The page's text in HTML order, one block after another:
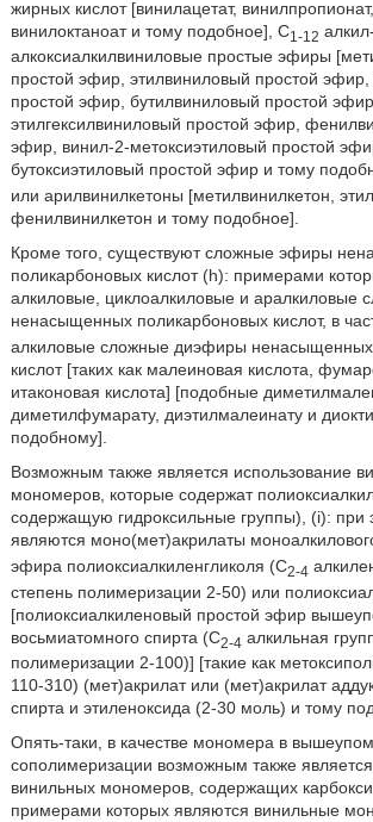
жирных кислот [винилацетат,
винилоктаноат и тому подобное], C1-12
алкоксиалкилвиниловые простые эфиры
простой эфир, этилвиниловый простой
простой эфир, бутилвиниловый простой
этилгексилвиниловый простой эфир,
эфир, винил-2-метоксиэтиловый простой
бутоксиэтиловый простой эфир и тому
или арилвинилкетоны [метилвинилкетон,
фенилвинилкетон и тому подобное].
Кроме того, существуют сложные эфиры
поликарбоновых кислот (h): примерами
алкиловые, циклоалкиловые и аралкиловые
ненасыщенных поликарбоновых кислот, в
алкиловые сложные диэфиры
кислот [таких как малеиновая кислота,
итаконовая кислота] [подобные
диметилфумарату, диэтилмалеинату и
подобному].
Возможным также является использование
мономеров, которые содержат
содержащую гидроксильные группы), (i): при
являются моно(мет)акрилаты
эфира полиоксиалкиленгликоля (C2-4
степень полимеризации 2-50) или
[полиоксиалкиленовый простой эфир
восьмиатомного спирта (С2-4 алкильная
полимеризации 2-100)] [такие как
110-310) (мет)акрилат или (мет)акрилат
спирта и этиленоксида (2-30 моль) и тому
Опять-таки, в качестве мономера в
сополимеризации возможным также
винильных мономеров, содержащих
примерами которых являются винильные